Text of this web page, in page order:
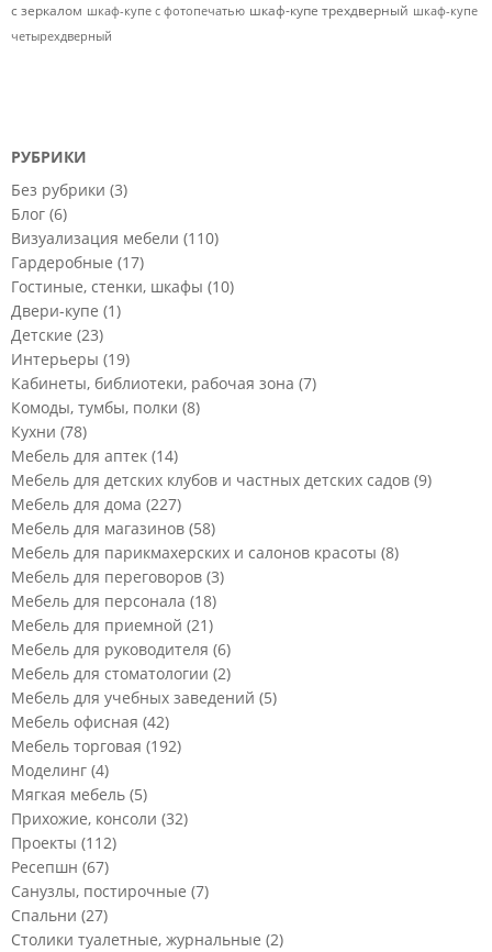
с зеркалом шкаф-купе с фотопечатью шкаф-купе трехдверный шкаф-купе
четырехдверный
РУБРИКИ
Без рубрики (3)
Блог (6)
Визуализация мебели (110)
Гардеробные (17)
Гостиные, стенки, шкафы (10)
Двери-купе (1)
Детские (23)
Интерьеры (19)
Кабинеты, библиотеки, рабочая зона (7)
Комоды, тумбы, полки (8)
Кухни (78)
Мебель для аптек (14)
Мебель для детских клубов и частных детских садов (9)
Мебель для дома (227)
Мебель для магазинов (58)
Мебель для парикмахерских и салонов красоты (8)
Мебель для переговоров (3)
Мебель для персонала (18)
Мебель для приемной (21)
Мебель для руководителя (6)
Мебель для стоматологии (2)
Мебель для учебных заведений (5)
Мебель офисная (42)
Мебель торговая (192)
Моделинг (4)
Мягкая мебель (5)
Прихожие, консоли (32)
Проекты (112)
Ресепшн (67)
Санузлы, постирочные (7)
Спальни (27)
Столики туалетные, журнальные (2)